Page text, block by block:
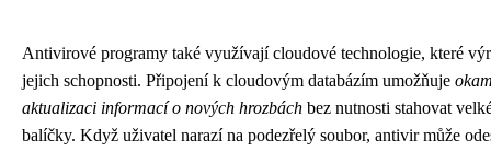
Antivirové programy také využívají cloudové technologie, které
jejich schopnosti. Připojení k cloudovým databázím umožňuje
aktualizaci informací o nových hrozbách bez nutnosti stahovat
balíčky. Když uživatel narazí na podezřelý soubor, antivir může